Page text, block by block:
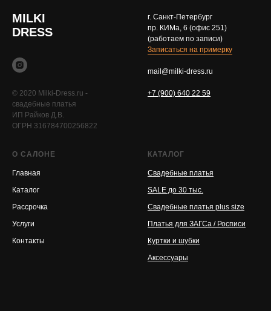
MILKI
DRESS
© 2020 Milki-Dress.ru -
свадебные платья
ИП Райков Д.В.
ОГРН 316784700256822
г. Санкт-Петербург
пр. КИМа, 6 (офис 251)
(работаем по записи)
Записаться на примерку
mail@milki-dress.ru
+7 (900) 640 22 59
О САЛОНЕ
Главная
Каталог
Рассрочка
Услуги
Контакты
КАТАЛОГ
Свадебные платья
SALE до 30 тыс.
Свадебные платья plus size
Платья для ЗАГСа / Росписи
Куртки и шубки
Аксессуары